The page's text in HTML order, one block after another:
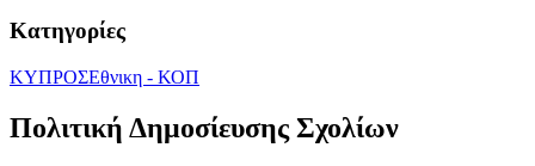
Κατηγορίες
ΚΥΠΡΟΣΕθνικη - ΚΟΠ
Πολιτική Δημοσίευσης Σχολίων